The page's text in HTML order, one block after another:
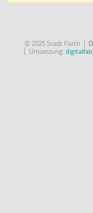
© 2025 Stadt Fürth
Umsetzung: